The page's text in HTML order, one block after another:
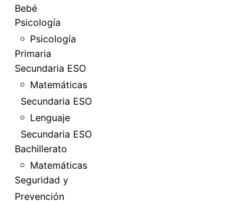
Bebé
Psicología
Psicología
Primaria
Secundaria ESO
Matemáticas
Secundaria ESO
Lenguaje
Secundaria ESO
Bachillerato
Matemáticas
Seguridad y
Prevención